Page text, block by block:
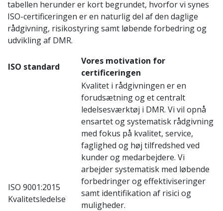
tabellen herunder er kort begrundet, hvorfor vi synes
ISO-certificeringen er en naturlig del af den daglige
rådgivning, risikostyring samt løbende forbedring og
udvikling af DMR.
ISO standard
Vores motivation for
certificeringen
ISO 9001:2015
Kvalitetsledelse
Kvalitet i rådgivningen er en
forudsætning og et centralt
ledelsesværktøj i DMR. Vi vil opnå
ensartet og systematisk rådgivning
med fokus på kvalitet, service,
faglighed og høj tilfredshed ved
kunder og medarbejdere. Vi
arbejder systematisk med løbende
forbedringer og effektiviseringer
samt identifikation af risici og
muligheder.